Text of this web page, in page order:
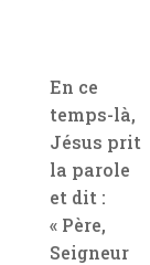
En ce
temps-là,
Jésus prit
la parole
et dit :
« Père,
Seigneur